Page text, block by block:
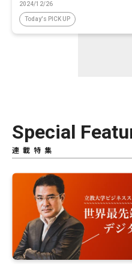
2024/12/26
Today's PICK UP
Special
連載特集